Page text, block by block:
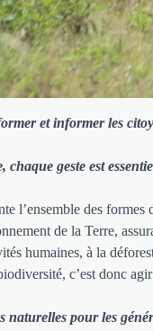
et informer les
chaque geste est
l’ensemble des
de la Terre,
humaines, à la
c’est donc
naturelles pour les